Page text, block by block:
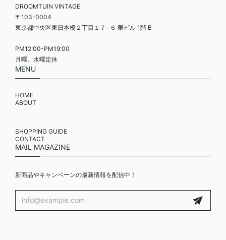
DROOMTUIN VINTAGE
〒103-0004
東京都中央区東日本橋２丁目１７−６ 華ビル 1階 B
PM12:00-PM19:00
月曜、水曜定休
MENU
HOME
ABOUT
SHOPPING GUIDE
CONTACT
MAIL MAGAZINE
新商品やキャンペーンの最新情報を配信中！